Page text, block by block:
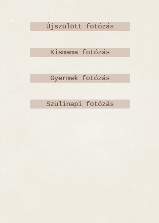
Újszülött fotózás
Kismama fotózás
Gyermek fotózás
Szülinapi fotózás